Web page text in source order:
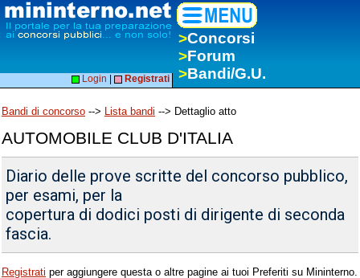
>Concorsi
>Forum
>Bandi/G.U.
Login Registrati
Bandi di concorso --> Lista bandi --> Dettaglio atto
AUTOMOBILE CLUB D'ITALIA
Diario delle prove scritte del concorso pubblico,
per esami, per la
copertura di dodici posti di dirigente di seconda
fascia.
Registrati per aggiungere questa o altre pagine ai tuoi Preferiti su Mininterno.